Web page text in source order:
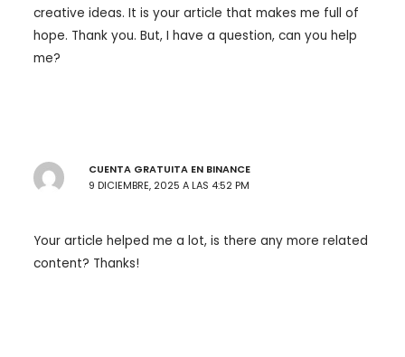
creative ideas. It is your article that makes me full of
hope. Thank you. But, I have a question, can you help
me?
CUENTA GRATUITA EN BINANCE
9 DICIEMBRE, 2025 A LAS 4:52 PM
Your article helped me a lot, is there any more related
content? Thanks!